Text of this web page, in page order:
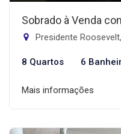
Sobrado à Venda
Presidente
8 Quartos 6
Mais informações